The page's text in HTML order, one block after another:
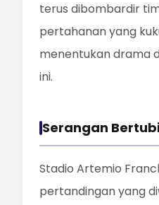
terus dibombardir
pertahanan yang
menentukan drama
ini.
Serangan
Stadio Artemio
pertandingan yang